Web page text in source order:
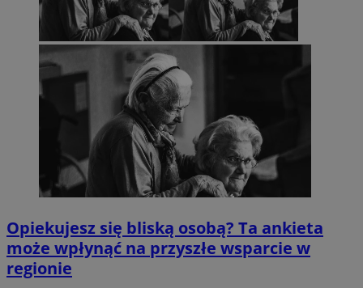
Opiekujesz się bliską osobą? Ta ankieta
może wpłynąć na przyszłe wsparcie w
regionie